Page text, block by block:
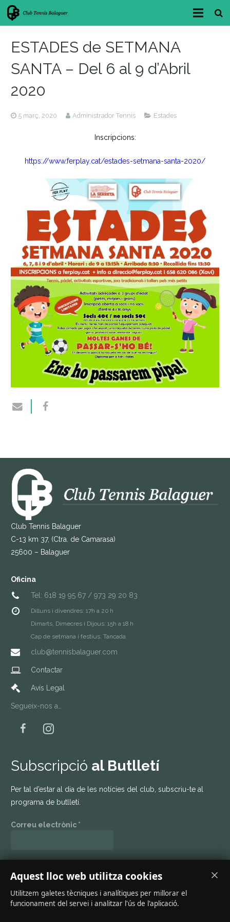
LLUM I ACCESSOS
NOTÍCIES i NOVETATS
CONTACTAR
ESTADES de SETMANA
SANTA – Del 6 al 9 d’Abril
2020
5 març, 2020 Administrador Tennis Estades
Inscripcions:
https://www.ferplay.cat/estades-setmana-santa-2020/
Club Tennis Balaguer
C-13 km 37, (Ctra. de Camarasa)
25600 – Balaguer
Oficina
Tel: 618 19 95 67 / 973 29 20 83
Dilluns i divendres: 17h a 20 h
Dimarts, Dimecres i Dijous: 15h a 18 h
Cap de setmana i festius: Tancada
club@tennisbalaguer.com
Contactar
Avís Legal
Segueix-nos a…
Subscripció al Butlletí
Per tal d’estar al dia de les notícies del club, subscriu-te al
programa de butlletí.
Correu electrònic *
privacitat.
Aquest lloc web utilitza cookies
Utilitzem galetes tècniques i analítiques per millorar el
funcionament del servei i analitzar l'ús de l'aplicació.